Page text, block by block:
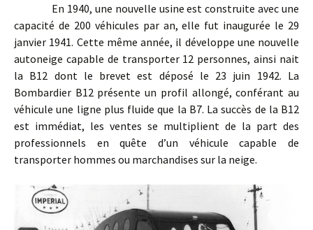
En 1940, une nouvelle usine est construite avec une
capacité de 200 véhicules par an, elle fut inaugurée le 29
janvier 1941. Cette même année, il développe une nouvelle
autoneige capable de transporter 12 personnes, ainsi nait
la B12 dont le brevet est déposé le 23 juin 1942. La
Bombardier B12 présente un profil allongé, conférant au
véhicule une ligne plus fluide que la B7. La succès de la B12
est immédiat, les ventes se multiplient de la part des
professionnels en quête d’un véhicule capable de
transporter hommes ou marchandises sur la neige.